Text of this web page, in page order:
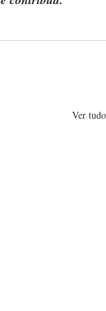
Ver tudo